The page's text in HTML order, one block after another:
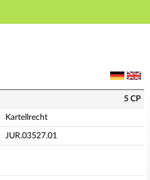
(Vollständige
5 CP
Kartellrecht
JUR.03527.01